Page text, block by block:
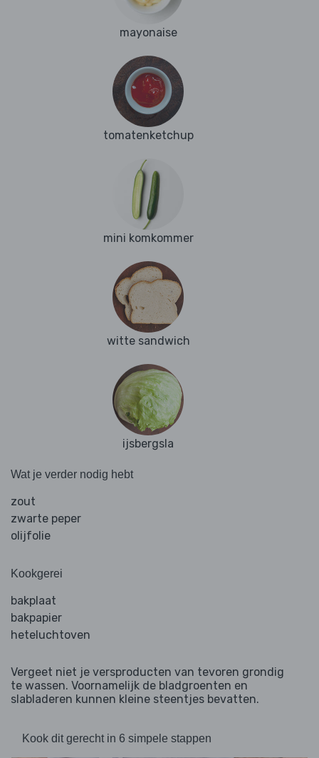
mayonaise
tomatenketchup
mini komkommer
witte sandwich
ijsbergsla
Wat je verder nodig hebt
zout
zwarte peper
olijfolie
Kookgerei
bakplaat
bakpapier
heteluchtoven
Vergeet niet je versproducten van tevoren grondig
te wassen. Voornamelijk de bladgroenten en
slabladeren kunnen kleine steentjes bevatten.
Kook dit gerecht in 6 simpele stappen